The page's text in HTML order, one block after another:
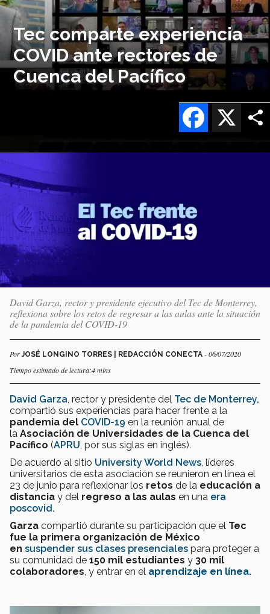
Tec comparte experiencia
COVID ante rectores de
Cuenca del Pacífico
X
Facebook
o
logo
David Garza, rector y presidente ejecutivo del Tec de Monterrey,
reflexiona sobre los retos de regresar a las aulas ante la situación
de la pandemia del COVID-19
PorJOSÉ LONGINO TORRES | REDACCIÓN CONECTA - 06/07/2020
Tiempo estimado de lectura:4 mins
David Garza , rector y presidente del Tec de Monterrey,
compartió sus experiencias para hacer frente a la
pandemia del COVID-19 en la reunión anual de
la Asociación de Universidades de la Cuenca del
Pacífico (APRU , por sus siglas en inglés).
De acuerdo al sitio University World News , líderes
universitarios de esta asociación se reunieron en línea el
23 de junio para reflexionar los retos de la educación a
distancia y del regreso a las aulas en una era
poscovid.
Garza compartió durante su participación que el Tec
fue la primera organización de México
en suspender sus clases presenciales para proteger a
su comunidad de 150 mil estudiantes y 30 mil
colaboradores , y entrar en el aprendizaje en línea.